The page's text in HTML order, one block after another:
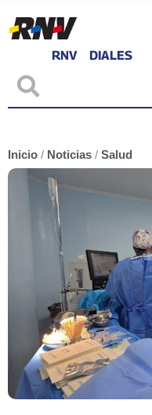
RNV DIALES
Inicio / Noticias / Salud